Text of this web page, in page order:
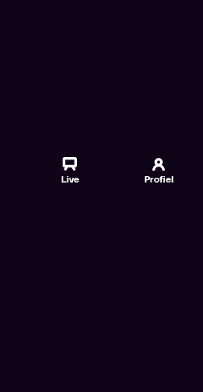
Live Profiel